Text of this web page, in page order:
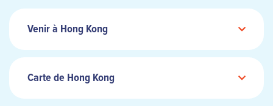
Venir à Hong Kong
Carte de Hong Kong